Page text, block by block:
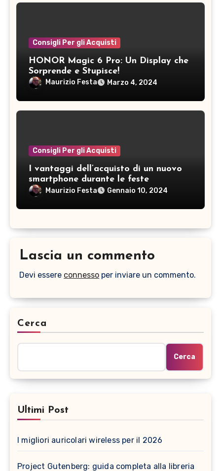
Consigli Per gli Acquisti
HONOR Magic 6 Pro: Un Display che
Sorprende e Stupisce!
Maurizio Festa Marzo 4, 2024
Consigli Per gli Acquisti
I vantaggi dell’acquisto di un nuovo
smartphone durante le feste
Maurizio Festa Gennaio 10, 2024
Lascia un commento
Devi essere connesso per inviare un commento.
Cerca
Cerca
Ultimi Post
I migliori auricolari wireless per il 2026
Project Gutenberg: guida completa alla libreria